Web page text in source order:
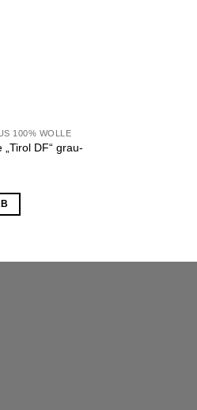
100% WOLLE
DF“ grau-